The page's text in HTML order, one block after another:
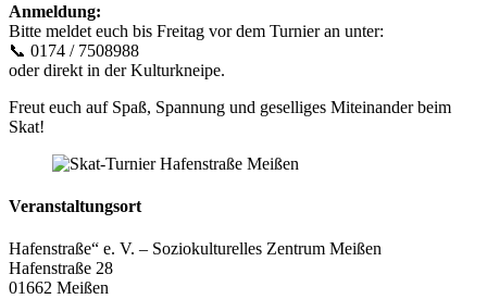
Anmeldung:
Bitte meldet euch bis Freitag vor dem Turnier an unter:
📞 0174 / 7508988
oder direkt in der Kulturkneipe.
Freut euch auf Spaß, Spannung und geselliges Miteinander beim
Skat!
Veranstaltungsort
Hafenstraße“ e. V. – Soziokulturelles Zentrum Meißen
Hafenstraße 28
01662 Meißen